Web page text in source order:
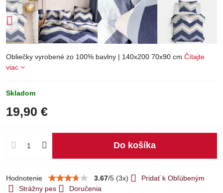
Obliečky vyrobené zo 100% bavlny | 140x200 70x90 cm Čítajte
viac
Skladom
19,90 €
Do košíka
Hodnotenie 3.67/5 (3x)
Pridať k Obľúbeným
Strážny pes
Doručenia